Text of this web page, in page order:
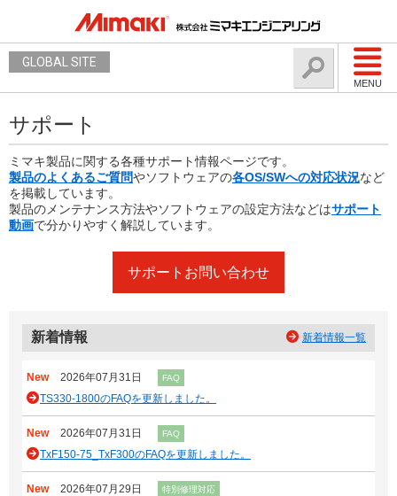
MENU
GLOBAL SITE
サポート
ミマキ製品に関する各種サポート情報ページです。
製品のよくあるご質問やソフトウェアの各OS/SWへの対応状況など
を掲載しています。
製品のメンテナンス方法やソフトウェアの設定方法などはサポート
動画で分かりやすく解説しています。
サポートお問い合わせ
新着情報 新着情報一覧
New 2026年07月31日 FAQ
TS330-1800のFAQを更新しました。
New 2026年07月31日 FAQ
TxF150-75_TxF300のFAQを更新しました。
New 2026年07月29日 特別修理対応